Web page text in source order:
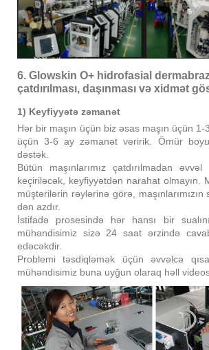
6. Glowskin O+ hidrofasial
çatdırılması, daşınması və xidmət
1) Keyfiyyətə zəmanət
Hər bir maşın üçün biz əsas maşın üçün
üçün 3-6 ay zəmanət veririk. Ömür
dəstək.
Bütün maşınlarımız çatdırılmadan
keçiriləcək, keyfiyyətdən narahat olmayın.
müştərilərin rəylərinə görə,
dən azdır.
İstifadə prosesində hər hansı bir
mühəndisimiz sizə 24 saat ərzində
edəcəkdir.
Problemi təsdiqləmək üçün əvvəlcə
mühəndisimiz buna uyğun olaraq həll